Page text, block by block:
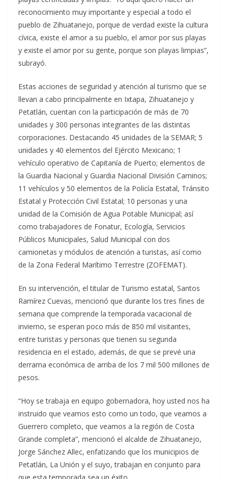
reconocimiento muy importante y especial a todo el
pueblo de Zihuatanejo, porque de verdad existe la cultura
cívica, existe el amor a su pueblo, el amor por sus playas
y existe el amor por su gente, porque son playas limpias”,
subrayó.
Estas acciones de seguridad y atención al turismo que se
llevan a cabo principalmente en Ixtapa, Zihuatanejo y
Petatlán, cuentan con la participación de más de 70
unidades y 300 personas integrantes de las distintas
corporaciones. Destacando 45 unidades de la SEMAR; 5
unidades y 40 elementos del Ejército Mexicano; 1
vehículo operativo de Capitanía de Puerto; elementos de
la Guardia Nacional y Guardia Nacional División Caminos;
11 vehículos y 50 elementos de la Policía Estatal, Tránsito
Estatal y Protección Civil Estatal; 10 personas y una
unidad de la Comisión de Agua Potable Municipal; así
como trabajadores de Fonatur, Ecología, Servicios
Públicos Municipales, Salud Municipal con dos
camionetas y módulos de atención a turistas, así como
de la Zona Federal Marítimo Terrestre (ZOFEMAT).
En su intervención, el titular de Turismo estatal, Santos
Ramírez Cuevas, mencionó que durante los tres fines de
semana que comprende la temporada vacacional de
invierno, se esperan poco más de 850 mil visitantes,
entre turistas y personas que tienen su segunda
residencia en el estado, además, de que se prevé una
derrama económica de arriba de los 7 mil 500 millones de
pesos.
“Hoy se trabaja en equipo gobernadora, hoy usted nos ha
instruido que veamos esto como un todo, que veamos a
Guerrero completo, que veamos a la región de Costa
Grande completa”, mencionó el alcalde de Zihuatanejo,
Jorge Sánchez Allec, enfatizando que los municipios de
Petatlán, La Unión y el suyo, trabajan en conjunto para